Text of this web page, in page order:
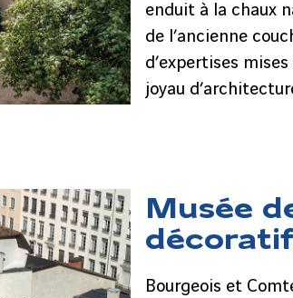
enduit à la chaux
de l’ancienne
d’expertises
joyau
Musée
Bourgeois et